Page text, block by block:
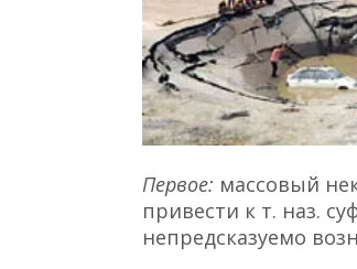
Первое: массовый
привести к т. наз.
непредсказуемо